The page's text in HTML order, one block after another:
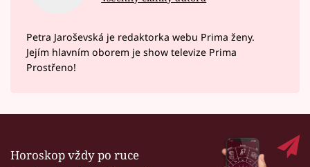
Petra Jaroševská je redaktorka webu Prima ženy.
Jejím hlavním oborem je show televize Prima
Prostřeno!
Horoskop vždy po ruce